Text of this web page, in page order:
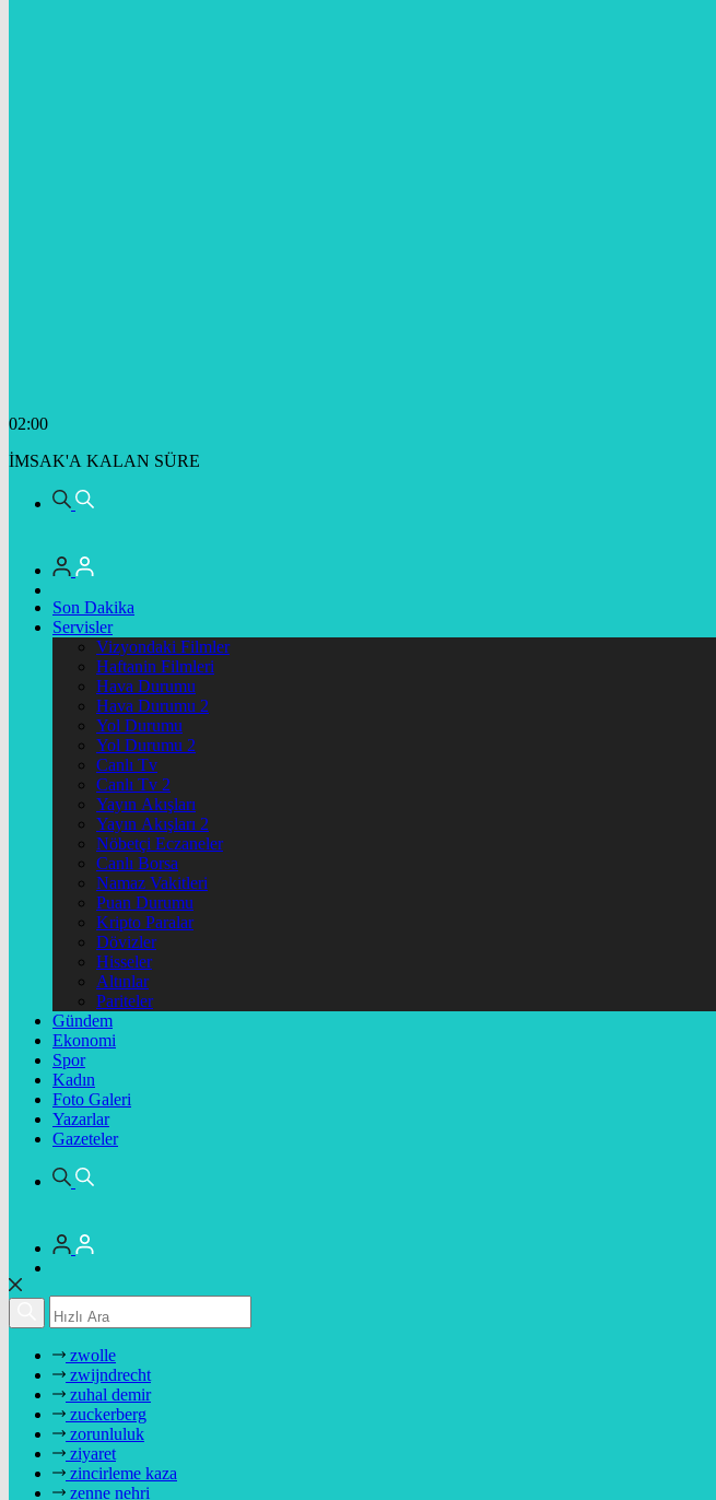
02:00
İMSAK'A KALAN SÜRE
Son Dakika
Servisler
Vizyondaki Filmler
Haftanin Filmleri
Hava Durumu
Hava Durumu 2
Yol Durumu
Yol Durumu 2
Canlı Tv
Canlı Tv 2
Yayın Akışları
Yayın Akışları 2
Nöbetçi Eczaneler
Canlı Borsa
Namaz Vakitleri
Puan Durumu
Kripto Paralar
Dövizler
Hisseler
Altınlar
Pariteler
Gündem
Ekonomi
Spor
Kadın
Foto Galeri
Yazarlar
Gazeteler
zwolle
zwijndrecht
zuhal demir
zuckerberg
zorunluluk
ziyaret
zincirleme kaza
zenne nehri